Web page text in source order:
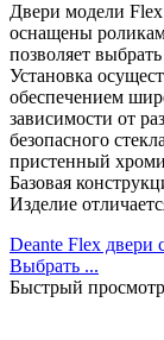
Двери модели
оснащены
позволяет
Установка
обеспечением
зависимости от
безопасного
пристенный
Базовая
Изделие
Deante Flex двери
Выбрать ...
Быстрый просмотр